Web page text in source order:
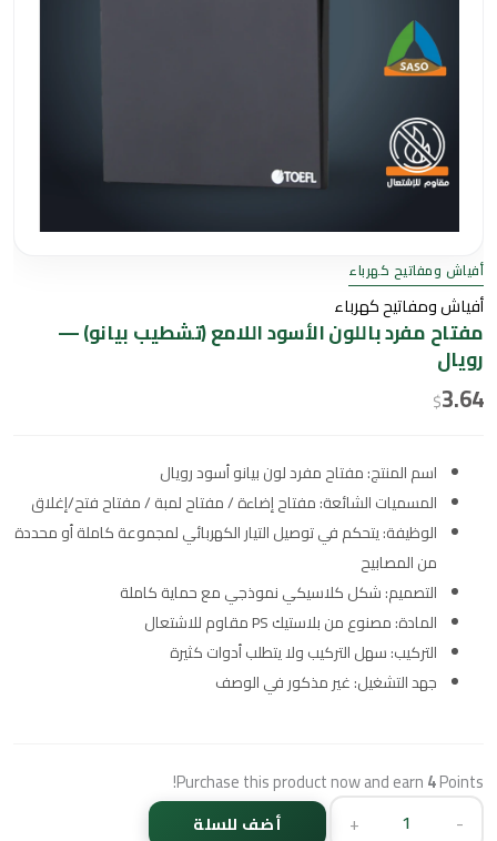
أفياش ومفاتيح كهرباء
أفياش ومفاتيح كهرباء
مفتاح مفرد باللون الأسود اللامع (تشطيب بيانو) —
رويال
$3.64
اسم المنتج: مفتاح مفرد لون بيانو أسود رويال
المسميات الشائعة: مفتاح إضاءة / مفتاح لمبة / مفتاح فتح/إغلاق
الوظيفة: يتحكم في توصيل التيار الكهربائي لمجموعة كاملة أو محددة
من المصابيح
التصميم: شكل كلاسيكي نموذجي مع حماية كاملة
المادة: مصنوع من بلاستيك PS مقاوم للاشتعال
التركيب: سهل التركيب ولا يتطلب أدوات كثيرة
جهد التشغيل: غير مذكور في الوصف
Purchase this product now and earn4Points!
-
+ أضف للسلة